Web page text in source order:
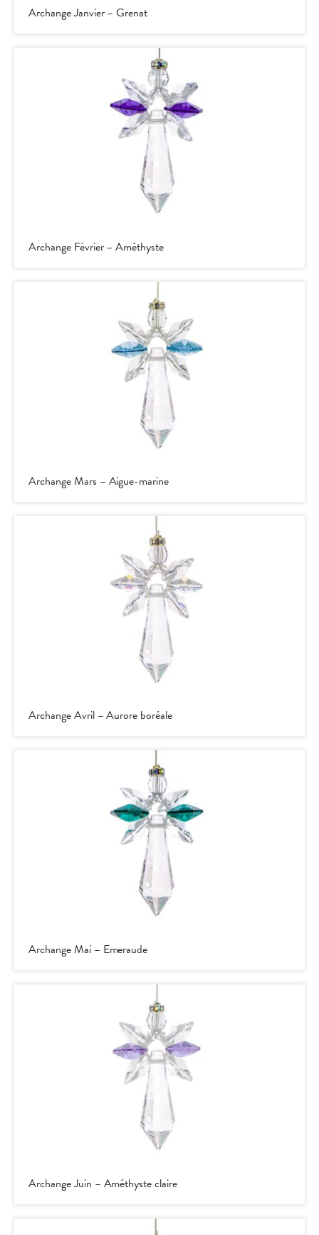
Archange Janvier – Grenat
Archange Février – Améthyste
Archange Mars – Aigue-marine
Archange Avril – Aurore boréale
Archange Mai – Emeraude
Archange Juin – Améthyste claire